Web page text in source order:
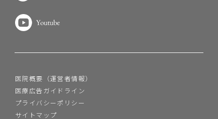
医院概要（運営者情報）
医療広告ガイドライン
プライバシーポリシー
サイトマップ